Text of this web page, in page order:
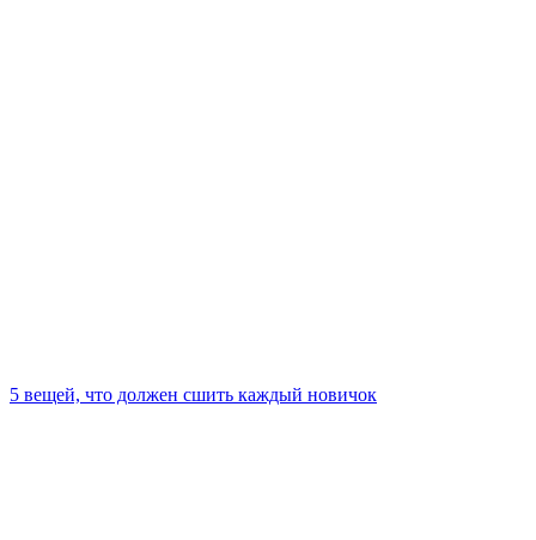
5 вещей, что должен сшить каждый новичок